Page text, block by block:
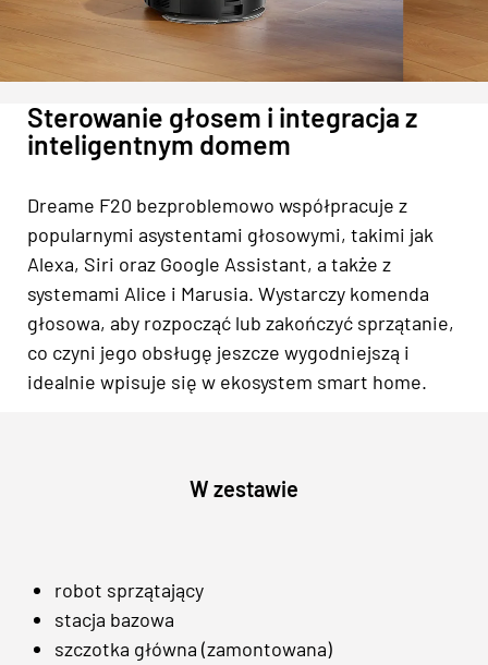
Sterowanie głosem i integracja z
inteligentnym domem
Dreame F20 bezproblemowo współpracuje z
popularnymi asystentami głosowymi, takimi jak
Alexa, Siri oraz Google Assistant, a także z
systemami Alice i Marusia. Wystarczy komenda
głosowa, aby rozpocząć lub zakończyć sprzątanie,
co czyni jego obsługę jeszcze wygodniejszą i
idealnie wpisuje się w ekosystem smart home.
W zestawie
robot sprzątający
stacja bazowa
szczotka główna (zamontowana)